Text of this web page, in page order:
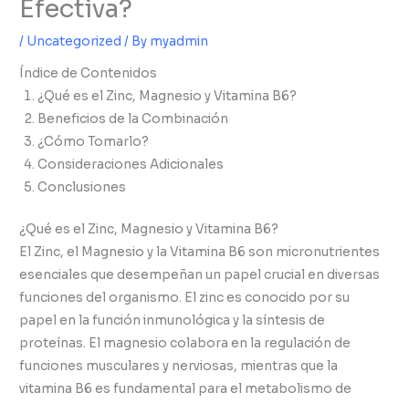
Efectiva?
/ Uncategorized / By myadmin
Índice de Contenidos
¿Qué es el Zinc, Magnesio y Vitamina B6?
Beneficios de la Combinación
¿Cómo Tomarlo?
Consideraciones Adicionales
Conclusiones
¿Qué es el Zinc, Magnesio y Vitamina B6?
El Zinc, el Magnesio y la Vitamina B6 son micronutrientes
esenciales que desempeñan un papel crucial en diversas
funciones del organismo. El zinc es conocido por su
papel en la función inmunológica y la síntesis de
proteínas. El magnesio colabora en la regulación de
funciones musculares y nerviosas, mientras que la
vitamina B6 es fundamental para el metabolismo de